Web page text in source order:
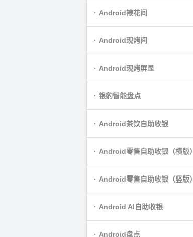
· Android裱花间
· Android现烤间
· Android现烤屏显
· 银豹智能盘点
· Android茶饮自助收银
· Android零售自助收银（横版）
· Android零售自助收银（竖版）
· Android AI自助收银
· Android盘点